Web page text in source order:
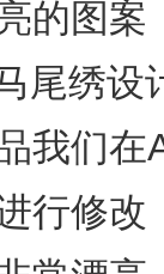
的图案
尾绣设
我们在
行修改